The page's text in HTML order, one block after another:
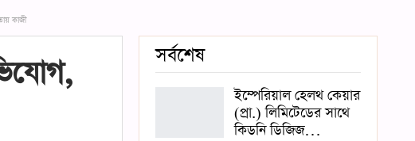
কাজী
সর্বশেষ
ইম্পেরিয়াল হেলথ কেয়ার
(প্রা.) লিমিটেডের সাথে
কিডনি ডিজিজ…